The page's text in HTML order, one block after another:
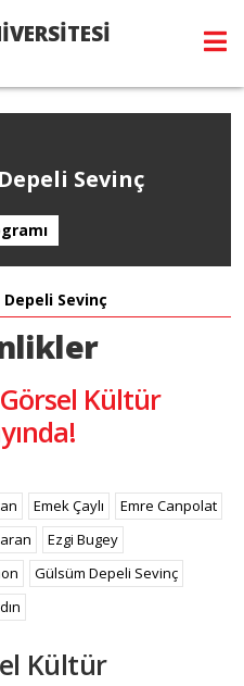
Sevinç
Sevinç
Kültür
Emek Çaylı
Emre Canpolat
Ezgi Bugey
Gülsüm Depeli Sevinç
Kültür